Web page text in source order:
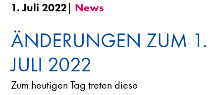
1. Juli 2022| News
ÄNDERUNGEN ZUM 1.
JULI 2022
Zum heutigen Tag treten diese